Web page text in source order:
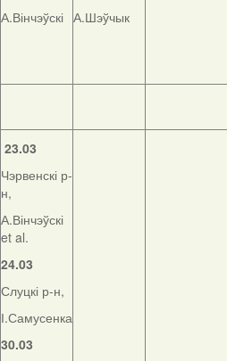
А.Вінчэўскі А.Шэўчык
23.03
Чэрвенскі р-
н,
А.Вінчэўскі
et al.
24.03
Слуцкі р-н,
І.Самусенка
30.03